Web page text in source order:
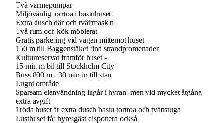
Två värmepumpar
Miljövänlig torrtoa i bastuhuset
Extra dusch där och tvättmaskin
Två rum och kök möblerat
Gratis parkering vid vägen mittemot huset
150 m till Baggenstäket fina strandpromenader
Kulturreservat framför huset -
15 min m bil till Stockholm City
Buss 800 m - 30 min in till stan
Lugnt område
Sparsam elanvändning ingår i hyran -men vid mycket åtgång
extra avgift
I röda huset är extra dusch bastu torrtoa och tvättstuga
Lusthuset får hyresgäst disponera också